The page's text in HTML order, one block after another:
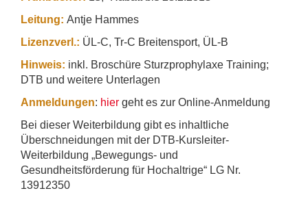
Leitung: Antje Hammes
Lizenzverl.: ÜL-C, Tr-C Breitensport, ÜL-B
Hinweis: inkl. Broschüre Sturzprophylaxe Training;
DTB und weitere Unterlagen
Anmeldungen: hier geht es zur Online-Anmeldung
Bei dieser Weiterbildung gibt es inhaltliche
Überschneidungen mit der DTB-Kursleiter-
Weiterbildung „Bewegungs- und
Gesundheitsförderung für Hochaltrige“ LG Nr.
13912350